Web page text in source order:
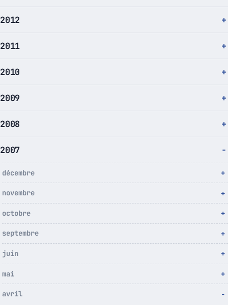
2012
2011
2010
2009
2008
2007
décembre
novembre
octobre
septembre
juin
mai
avril